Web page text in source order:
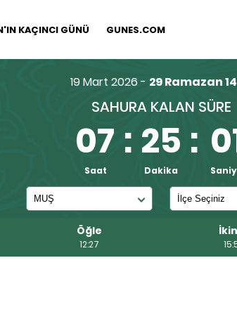
KAÇINCI GÜNÜ GUNES.COM
19 Mart 2026 - 29 Ramazan
SAHURA KALAN SÜRE
07 : 25 :
Saat Dakika
Öğle
12:27